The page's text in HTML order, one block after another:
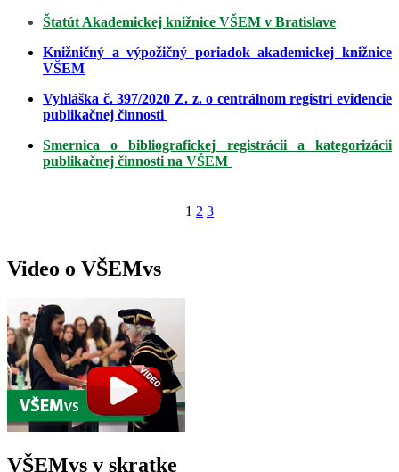
Štatút Akademickej knižnice VŠEM v Bratislave
Knižničný a výpožičný poriadok akademickej knižnice
VŠEM
Vyhláška č. 397/2020 Z. z. o centrálnom registri evidencie
publikačnej činnosti
Smernica o bibliografickej registrácii a kategorizácii
publikačnej činnosti na VŠEM
1 2 3
Video o VŠEMvs
VŠEMvs v skratke